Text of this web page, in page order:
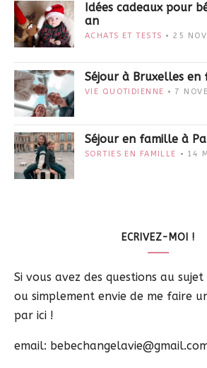
Idées cadeaux pour
an
ACHATS ET TESTS 25
Séjour à Bruxelles en
VIE QUOTIDIENNE 7
Séjour en famille à
SORTIES EN FAMILLE 14
ECRIVEZ-MOI !
Si vous avez des questions au
ou simplement envie de me faire
par ici !
email: